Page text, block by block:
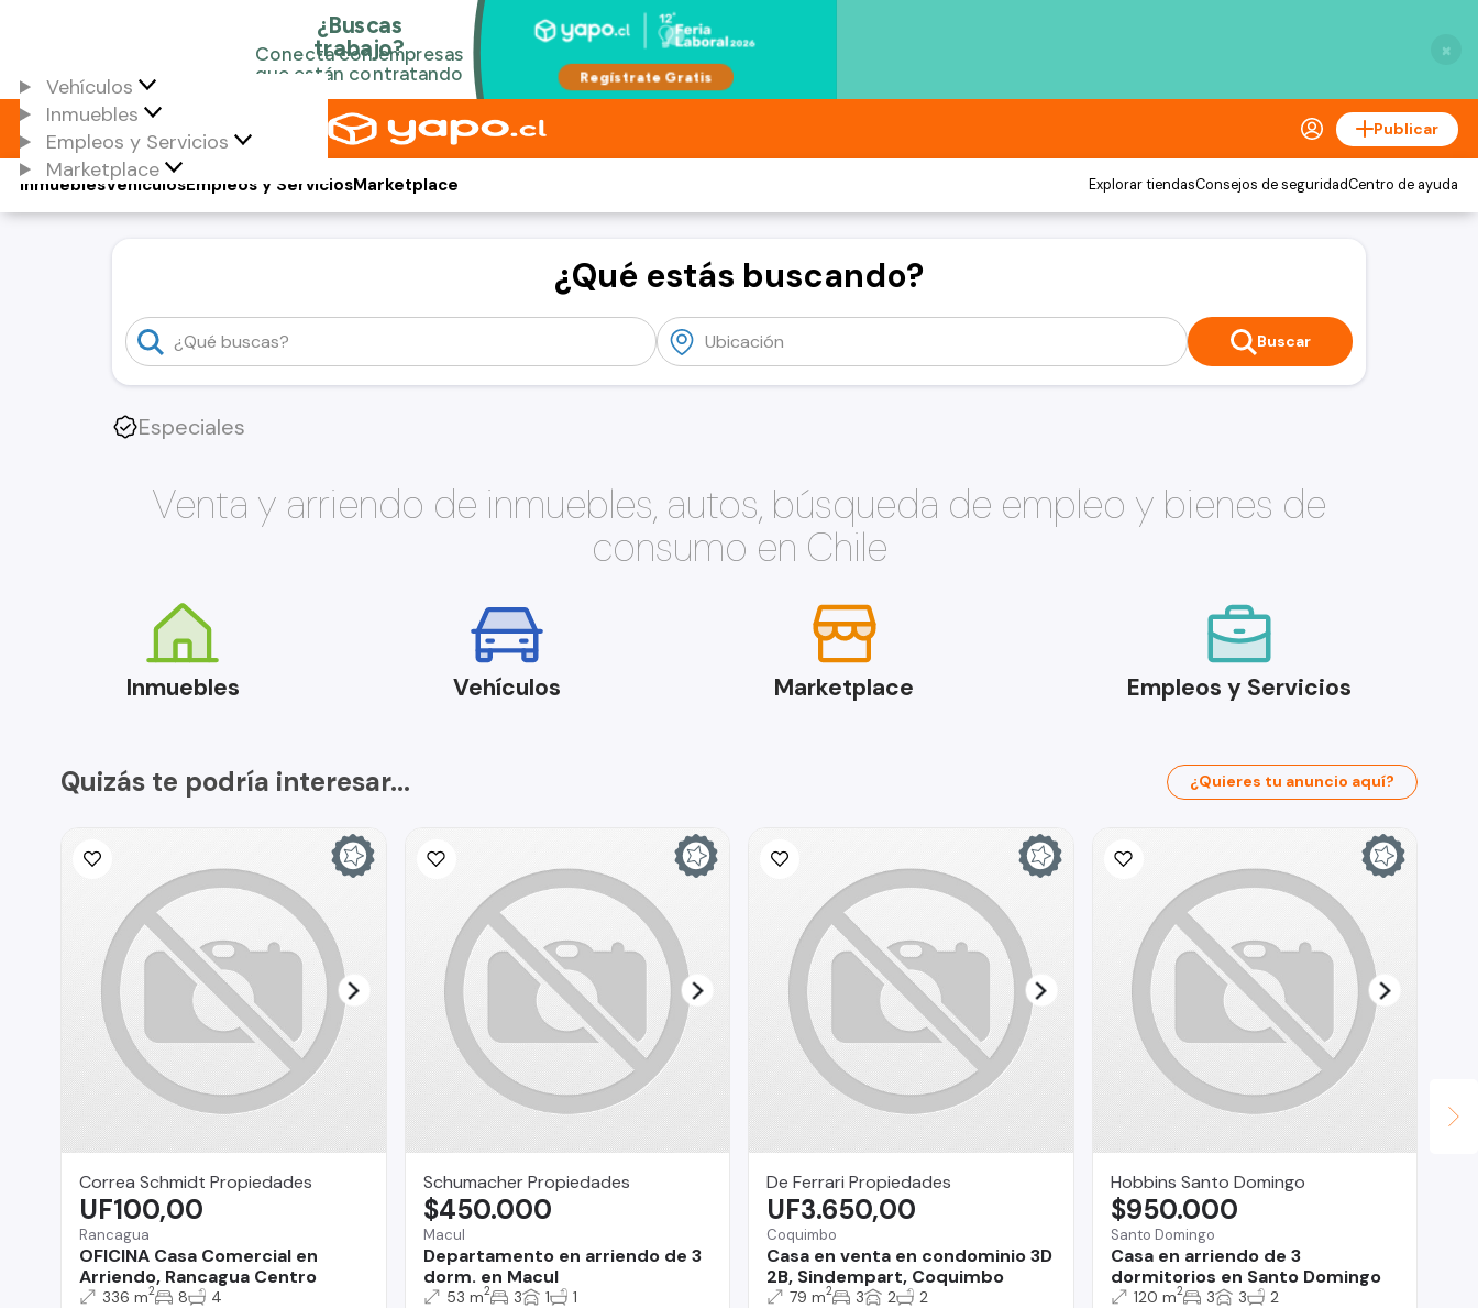
×
Vehículos
Inmuebles
Empleos y Servicios
Marketplace
Publicar
Vehículos
Inmuebles Empleos y ServiciosMarketplace Explorar tiendasConsejos de seguridadCentro de ayuda
¿Qué estás buscando?
Buscar
Especiales
Venta y arriendo de inmuebles, autos, búsqueda de empleo y bienes de
consumo en Chile
Inmuebles Vehículos Marketplace Empleos y Servicios
Quizás te podría interesar... ¿Quieres tu anuncio aquí?
Correa Schmidt Propiedades
Rancagua
OFICINA Casa Comercial en
Arriendo, Rancagua Centro
UF100,00
336 m2 8 4
Schumacher Propiedades
Macul
Departamento en arriendo de 3
dorm. en Macul
$450.000
53 m2 3 1 1
De Ferrari Propiedades
Coquimbo
Casa en venta en condominio 3D
2B, Sindempart, Coquimbo
UF3.650,00
79 m2 3 2 2
Hobbins Santo Domingo
Santo Domingo
Casa en arriendo de 3
dormitorios en Santo Domingo
$950.000
120 m2 3 3 2